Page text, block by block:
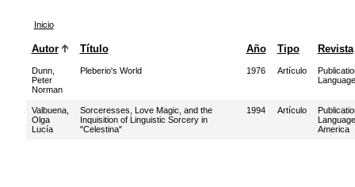
Inicio
Autor Título Año Tipo Revista
Dunn,
Peter
Norman
Pleberio's World 1976 Artículo
Valbuena,
Olga
Lucía
Sorceresses, Love Magic, and the
Inquisition of Linguistic Sorcery in
"Celestina"
1994 Artículo
America